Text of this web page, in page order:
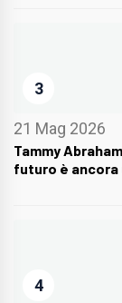
3
21 Mag 2026
Tammy
futuro è ancora
4